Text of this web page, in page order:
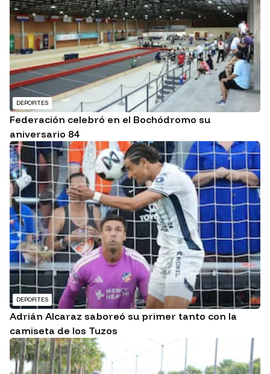
DEPORTES
Federación celebró en el Bochódromo su
aniversario 84
DEPORTES
Adrián Alcaraz saboreó su primer tanto con la
camiseta de los Tuzos